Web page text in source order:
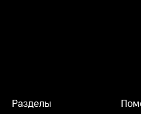
Разделы